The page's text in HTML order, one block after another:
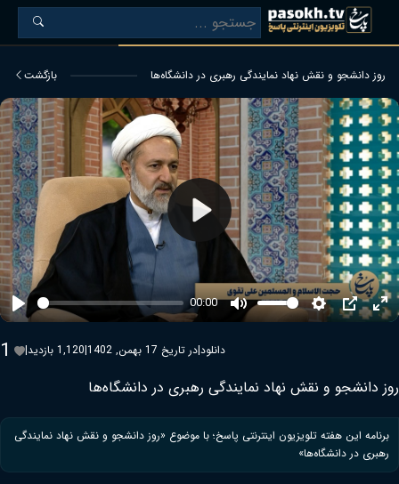
روز دانشجو و نقش نهاد نمایندگی رهبری در دانشگاه‌ها بازگشت
Play
00:00
Mute SettingsPIP
Play
1 | 1,120 بازدید| در تاریخ 17 بهمن, 1402|دانلود
روز دانشجو و نقش نهاد نمایندگی رهبری در دانشگاه‌ها
برنامه این هفته تلویزیون اینترنتی پاسخ؛ با موضوع «روز دانشجو و نقش نهاد نمایندگی
رهبری در دانشگاه‌ها»